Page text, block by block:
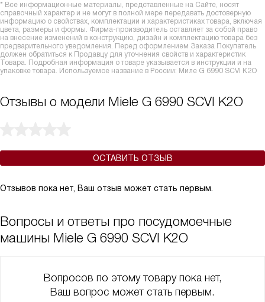
* Все информационные материалы, представленные на Сайте, носят
справочный характер и не могут в полной мере передавать достоверную
информацию о свойствах, комплектации и характеристиках товара, включая
цвета, размеры и формы. Фирма-производитель оставляет за собой право
на внесение изменений в конструкцию, дизайн и комплектацию товара без
предварительного уведомления. Перед оформлением Заказа Покупатель
должен обратиться к Продавцу для уточнения свойств и характеристик
Товара. Подробная информация о товаре указывается в инструкции и на
упаковке товара. Используемое название в России: Миле G 6990 SCVI K2O
Отзывы о модели Miele G 6990 SCVI K2O
ОСТАВИТЬ ОТЗЫВ
Отзывов пока нет, Ваш отзыв может стать первым.
Вопросы и ответы про посудомоечные
машины Miele G 6990 SCVI K2O
Вопросов по этому товару пока нет,
Ваш вопрос может стать первым.